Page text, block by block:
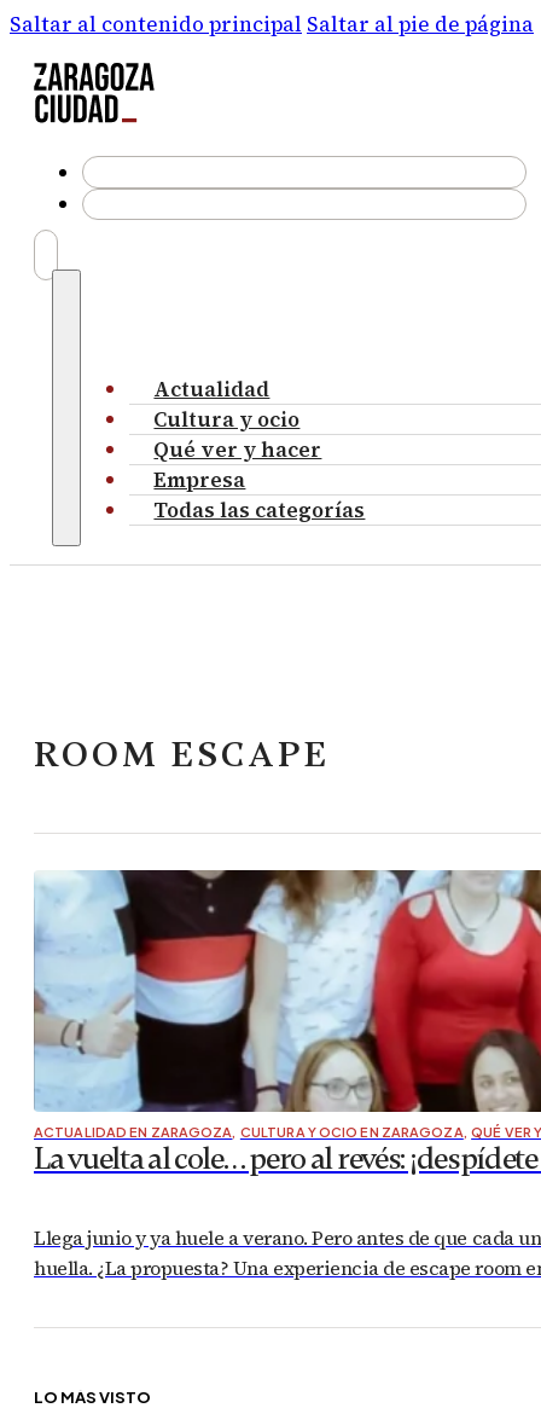
Saltar al contenido principal Saltar al pie de página
Actualidad
Cultura y ocio
Qué ver y hacer
Empresa
Todas las categorías
ROOM ESCAPE
ACTUALIDAD EN ZARAGOZA, CULTURA Y OCIO EN ZARAGOZA, QUÉ VER
La vuelta al cole… pero al revés:
Llega junio y ya huele a verano. Pero antes de que cada
huella. ¿La propuesta? Una experiencia de escape room
LO MÁS VISTO